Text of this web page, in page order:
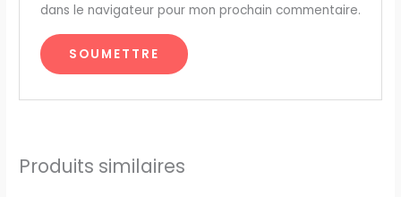
dans le navigateur pour mon prochain commentaire.
Produits similaires